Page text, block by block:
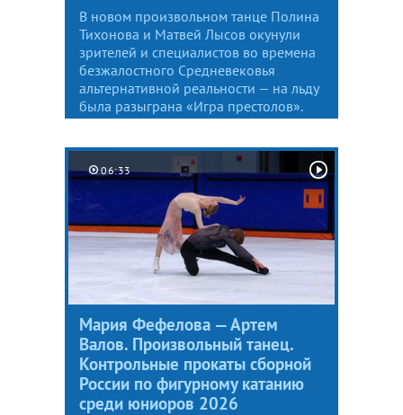
В новом произвольном танце Полина
Тихонова и Матвей Лысов окунули
зрителей и специалистов во времена
безжалостного Средневековья
альтернативной реальности — на льду
была разыграна «Игра престолов».
06:33
Мария Фефелова — Артем
Валов. Произвольный танец.
Контрольные прокаты сборной
России по фигурному катанию
среди юниоров 2026